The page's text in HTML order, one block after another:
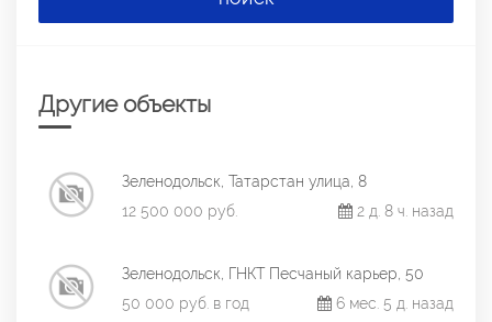
Другие объекты
Зеленодольск, Татарстан улица, 8
12 500 000 руб.
2 д. 8 ч. назад
Зеленодольск, ГНКТ Песчаный карьер, 50
50 000 руб. в год
6 мес. 5 д. назад